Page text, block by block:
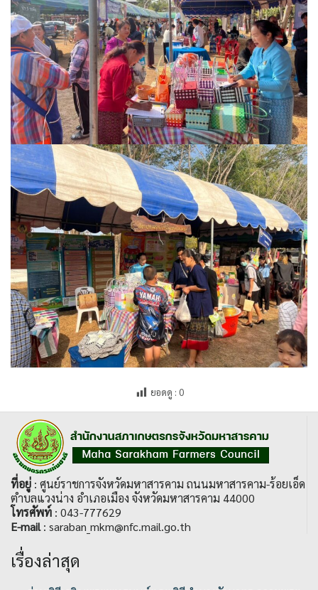
ยอดดู : 0
ที่อยู่ : ศูนย์ราชการจังหวัดมหาสารคาม ถนนมหาสารคาม-ร้อยเอ็ด
ตำบลแวงน่าง อำเภอเมือง จังหวัดมหาสารคาม 44000
โทรศัพท์ : 043-777629
E-mail: saraban_mkm@nfc.mail.go.th
เรื่องล่าสุด